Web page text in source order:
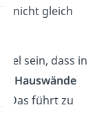
nicht gleich
sein, dass in
Hauswände
Das führt zu